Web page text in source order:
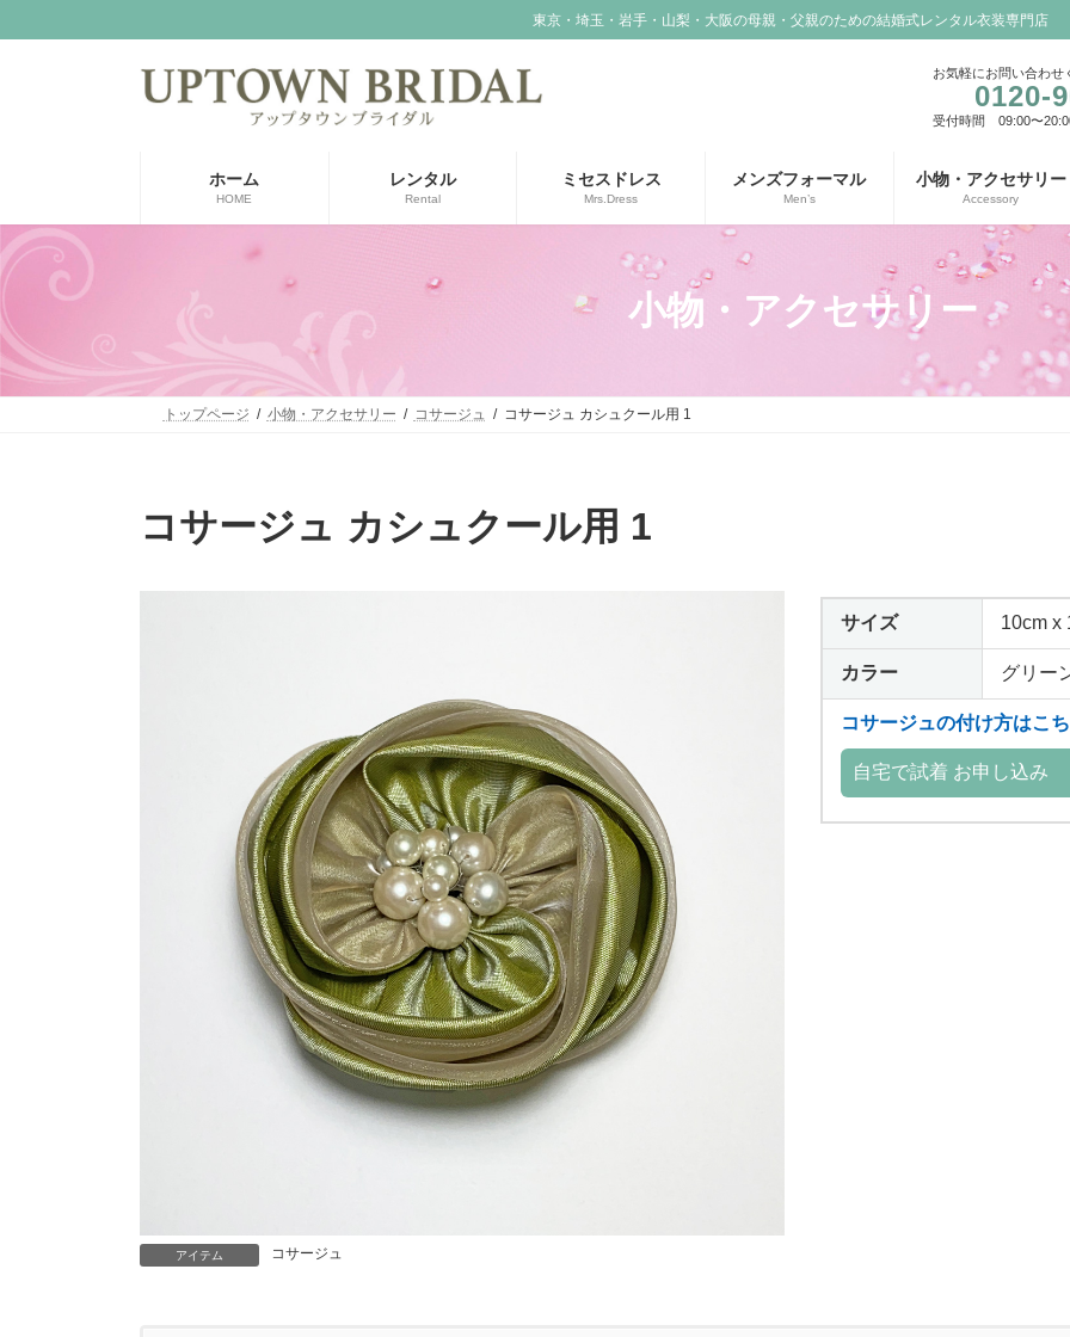
ン
プ
ビ
動
東京・埼玉・岩手・山梨・大阪の母親・父親のための結婚式レンタル衣装専門店
お気軽にお問い合わせ
0120-
受付時間 09:00〜
ホーム
HOME
レンタル
Rental
ミセスドレス
Mrs.Dress
メンズフォーマル
Men’s
小物・アクセサリー
Accessory
小物・アクセサリー
トップページ 小物・アクセサリー コサージュ コサージュ カシュクール用 1
コサージュ カシュクール用 1
サイズ 10cm x
カラー グリー
コサージュの付け方はこ
自宅で試着 お申し込み
アイテム コサージュ